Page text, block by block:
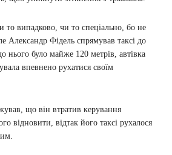
то випадково, чи то спеціально, бо не
Александр Фідель спрямував таксі до
було майже 120 метрів, автівка
впевнено рухатися своїм
що він втратив керування
відновити, відтак його таксі рухалося